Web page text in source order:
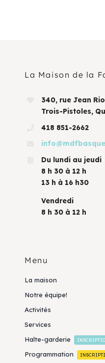
La Maison de la
340, rue Jean
Trois-Pistoles,
418 851-2662
Du lundi au jeudi
8 h 30 à 12 h
13 h à 16 h30
Vendredi
8 h 30 à 12 h
Menu
La maison
Notre équipe!
Activités
Services
Halte-garderie
Programmation